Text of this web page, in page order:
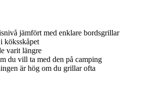
jämfört med enklare bordsgrillar
köksskåpet
varit längre
du vill ta med den på camping
är hög om du grillar ofta